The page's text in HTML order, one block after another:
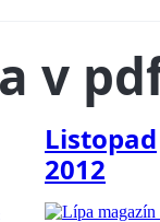
v
Listopad
2012